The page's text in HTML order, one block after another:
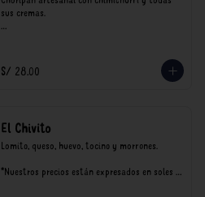
sus cremas.
consumo.
S/ 28.00
El Chivito
Lomito, queso, huevo, tocino y morrones.
*Nuestros precios están expresados en soles e